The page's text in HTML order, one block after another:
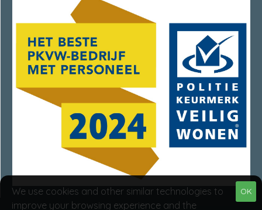
OK
We use cookies and other similar technologies to
improve your browsing experience and the